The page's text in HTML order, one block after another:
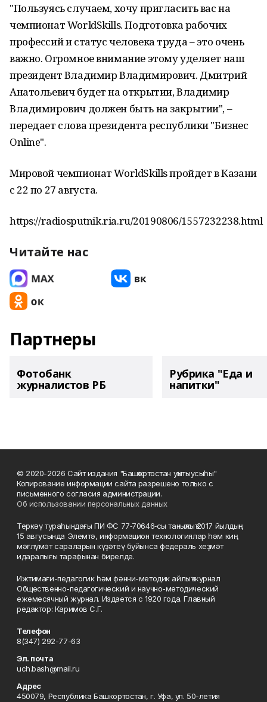
"Пользуясь случаем, хочу пригласить вас на
чемпионат WorldSkills. Подготовка рабочих
профессий и статус человека труда – это очень
важно. Огромное внимание этому уделяет наш
президент Владимир Владимирович. Дмитрий
Анатольевич будет на открытии, Владимир
Владимирович должен быть на закрытии", –
передает слова президента республики "Бизнес
Online".
Мировой чемпионат WorldSkills пройдет в Казани
с 22 по 27 августа.
https://radiosputnik.ria.ru/20190806/1557232238.html
Читайте нас
Партнеры
Фотобанк
журналистов РБ
Рубрика "Еда и
напитки"
© 2020-2026 Сайт издания "Башҡортостан уҡытыусыһы"
Копирование информации сайта разрешено только с
письменного согласия администрации.
Об использовании персональных данных
Теркәү тураһындағы ПИ ФС 77‑70646‑сы таныҡлыҡ 2017 йылдың
15 авгусында Элемтә, информацион технологиялар һәм киң
мәғлүмәт сараларын күҙәтеү буйынса федераль хеҙмәт
идаралығы тарафынан бирелде.
Ижтимағи-педагогик һәм фәнни-методик айлыҡ журнал
Общественно-педагогический и научно-методический
ежемесячный журнал. Издается с 1920 года. Главный
редактор: Каримов С.Г.
Телефон
8(347) 292-77-63
Эл. почта
uch.bash@mail.ru
Адрес
450079, Республика Башкортостан, г. Уфа, ул. 50-летия